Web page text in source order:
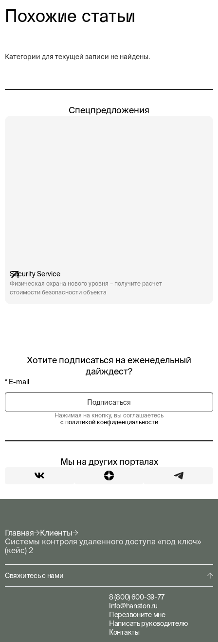
Похожие статьи
Категории для текущей записи не найдены.
Спецпредложения
Security Service
Физическая охрана нового уровня – получите расчет
стоимости безопасности объекта
Хотите подписаться на еженедельный
дайждест?
Нажимая на кнопку, вы соглашаетесь
с политикой конфиденциальности
Мы на других порталах
Главная
Клиенты
Системы контроля удаленного доступа «под ключ»
(кейс) 2
Свяжитесь с нами
8 (800) 600-39-77
Info@hanston.ru
Перезвоните мне
Написать руководителю
Контакты